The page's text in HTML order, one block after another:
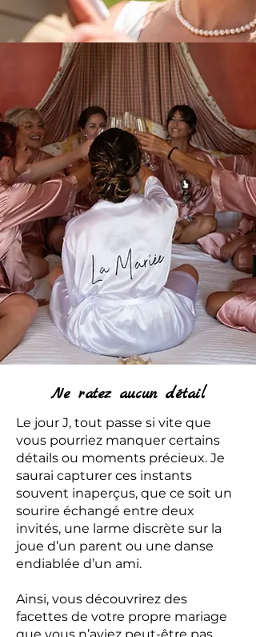
Ne ratez aucun détail
Le jour J, tout passe si vite que
vous pourriez manquer certains
détails ou moments précieux. Je
saurai capturer ces instants
souvent inaperçus, que ce soit un
sourire échangé entre deux
invités, une larme discrète sur la
joue d’un parent ou une danse
endiablée d’un ami.
Ainsi, vous découvrirez des
facettes de votre propre mariage